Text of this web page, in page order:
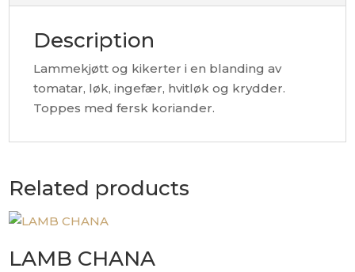
Description
Lammekjøtt og kikerter i en blanding av
tomatar, løk, ingefær, hvitløk og krydder.
Toppes med fersk koriander.
Related products
LAMB CHANA